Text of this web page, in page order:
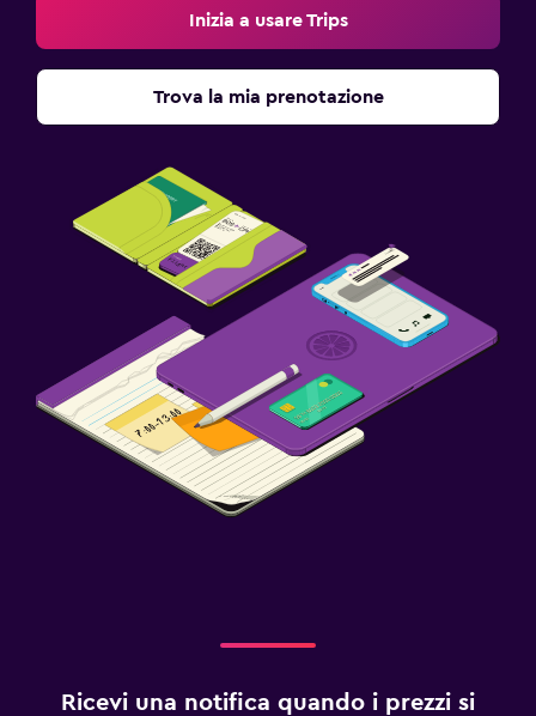
Inizia a usare Trips
Trova la mia prenotazione
Ricevi una notifica quando i prezzi si